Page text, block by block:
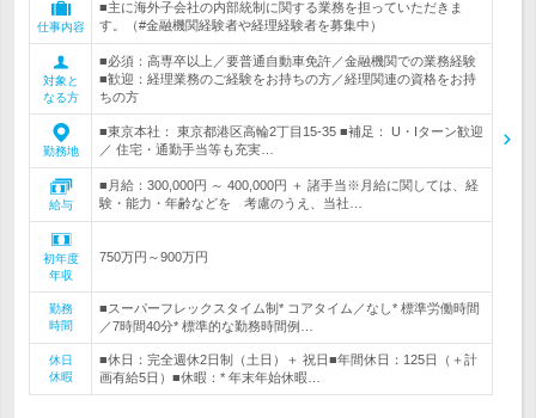
仕事内容
■主に海外子会社の内部統制に関する業務を担っていただきま
す。（#金融機関経験者や経理経験者を募集中）
対象と
なる方
■必須：高専卒以上／要普通自動車免許／金融機関での業務経験
■歓迎：経理業務のご経験をお持ちの方／経理関連の資格をお持
ちの方
勤務地
■東京本社： 東京都港区高輪2丁目15-35 ■補足： U・Iターン歓迎
／ 住宅・通勤手当等も充実…
給与
■月給：300,000円 ～ 400,000円 ＋ 諸手当※月給に関しては、経
験・能力・年齢などを 考慮のうえ、当社…
初年度
年収
750万円～900万円
勤務
時間
■スーパーフレックスタイム制* コアタイム／なし* 標準労働時間
／7時間40分* 標準的な勤務時間例…
休日
休暇
■休日：完全週休2日制（土日）＋ 祝日■年間休日：125日（＋計
画有給5日）■休暇：* 年末年始休暇…